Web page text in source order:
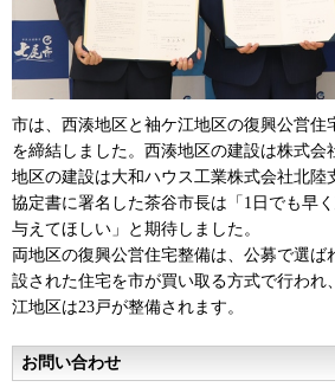
市は、西湊地区と袖ケ江地区の復興公営住
を締結しました。西湊地区の建設は株式会
地区の建設は大和ハウス工業株式会社北陸
協定書に署名した茶谷市長は「1日でも早
与えてほしい」と期待しました。
両地区の復興公営住宅整備は、公募で選ば
設された住宅を市が買い取る方式で行われ
江地区は23戸が整備されます。
お問い合わせ